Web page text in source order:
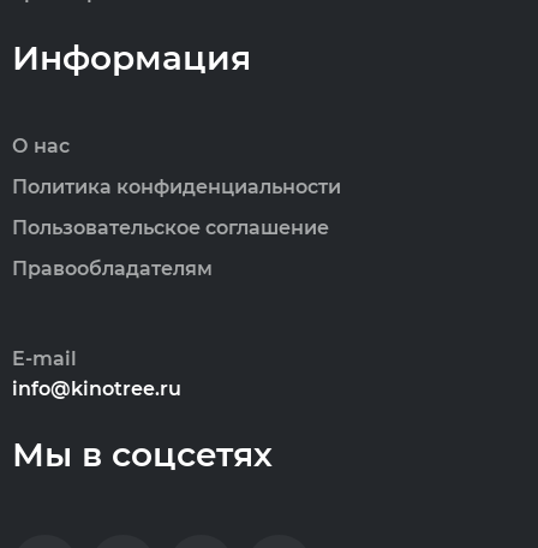
Информация
О нас
Политика конфиденциальности
Пользовательское соглашение
Правообладателям
E-mail
info@kinotree.ru
Мы в соцсетях